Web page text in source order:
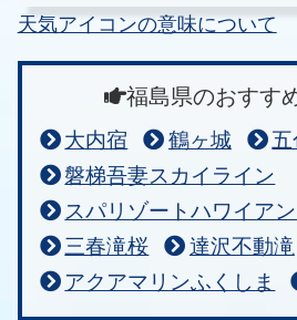
天気アイコンの意味について
福島県のおすす
大内宿 鶴ヶ城
五
磐梯吾妻スカイライン
スパリゾートハワイア
三春滝桜
達沢不動滝
アクアマリンふくしま